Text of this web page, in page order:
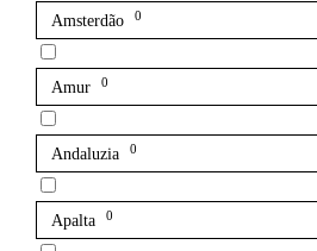
Amsterdão 0
Amur 0
Andaluzia 0
Apalta 0